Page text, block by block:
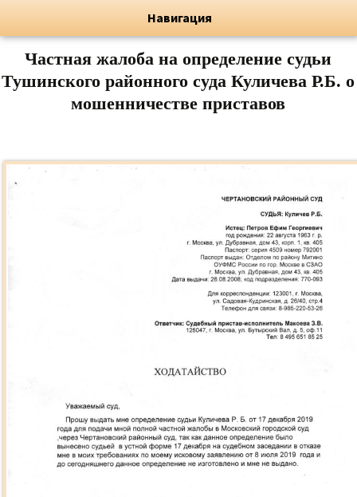
Флёрова Елена Николаевна
Художник, Официальный сайт
Навигация
Частная жалоба на определение судьи
Тушинского районного суда Куличева Р.Б. о
мошенничестве приставов